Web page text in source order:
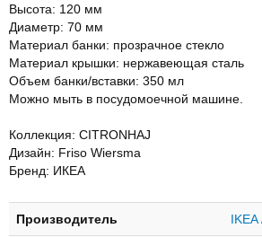
Высота: 120 мм
Диаметр: 70 мм
Материал банки: прозрачное стекло
Материал крышки: нержавеющая сталь
Объем банки/вставки: 350 мл
Можно мыть в посудомоечной машине.
Коллекция: CITRONHAJ
Дизайн: Friso Wiersma
Бренд: ИКЕА
Производитель